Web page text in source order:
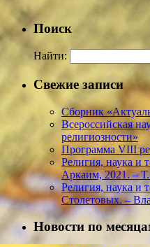
Поиск
Найти:
Свежие записи
Сборник
Всероссийская
религиозности»
Программа VIII
Религия, наука и
Аркаим, 2021. –
Религия, наука и
Столетовых. –
Новости по